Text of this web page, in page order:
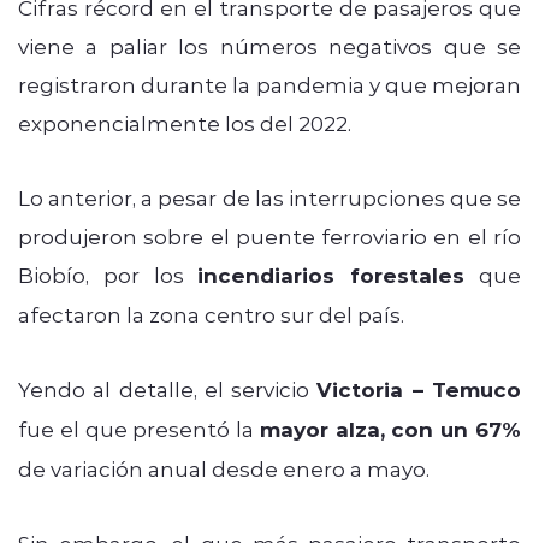
Cifras récord en el transporte de pasajeros que
viene a paliar los números negativos que se
registraron durante la pandemia y que mejoran
exponencialmente los del 2022.
Lo anterior, a pesar de las interrupciones que se
produjeron sobre el puente ferroviario en el río
Biobío, por los incendiarios forestales que
afectaron la zona centro sur del país.
Yendo al detalle, el servicioVictoria – Temuco
fue el que presentó la mayor alza, con un 67%
de variación anual desde enero a mayo.